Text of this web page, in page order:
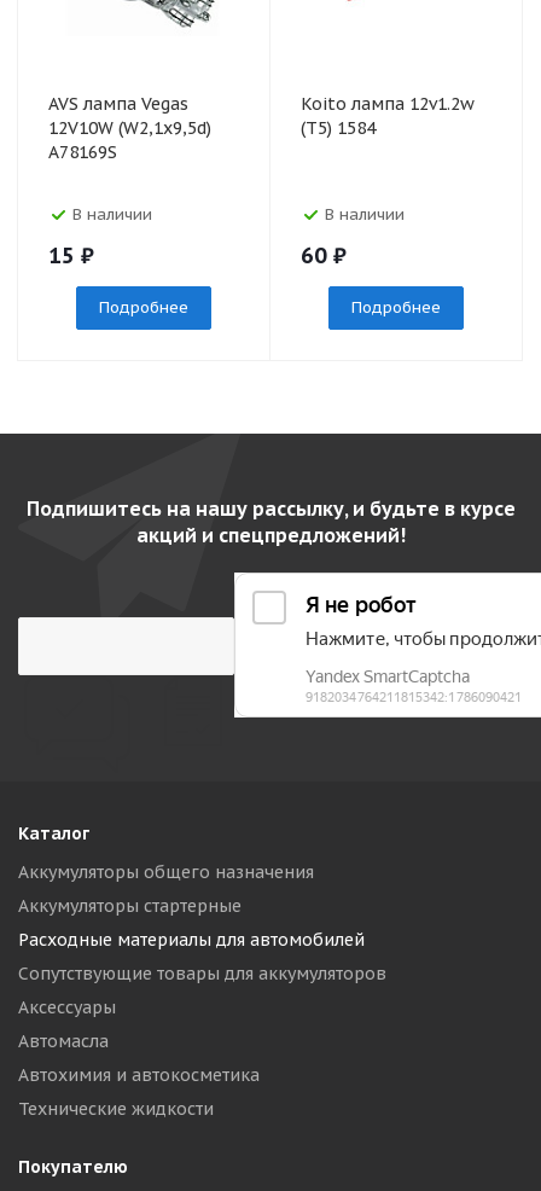
AVS лампа Vegas
12V10W (W2,1х9,5d)
A78169S
В наличии
15 ₽
Подробнее
Koito лампа 12v1.2w
(T5) 1584
В наличии
60 ₽
Подробнее
Подпишитесь на нашу рассылку, и будьте в курсе
акций и спецпредложений!
Каталог
Аккумуляторы общего назначения
Аккумуляторы стартерные
Расходные материалы для автомобилей
Сопутствующие товары для аккумуляторов
Аксессуары
Автомасла
Автохимия и автокосметика
Технические жидкости
Покупателю